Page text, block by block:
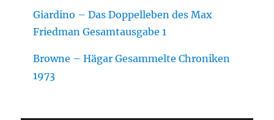
Giardino – Das Doppelleben des Max
Friedman Gesamtausgabe 1
Browne – Hägar Gesammelte Chroniken
1973